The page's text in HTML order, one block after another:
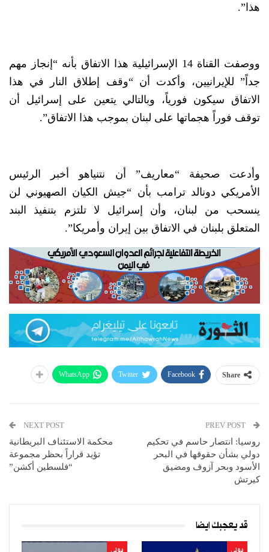
هذا”.
ووصفت القناة 14 الإسرائيلية هذا الاتفاق بأنه “إنجاز مهم
جداً” للإيرانيين، وأكدت أن “وقف إطلاق النار في هذا
الاتفاق سيكون فورياً، وبالتالي يتعين على إسرائيل أن
توقف فوراً هجماتها على لبنان بموجب هذا الاتفاق”.
وأدعت صحيفة “معاريف” أن نتنياهو أخبر الرئيس
الأمريكي دونالد ترامب بأن “جيش الكيان الصهيوني لن
ينسحب من لبنان، وأن إسرائيل لا تلتزم بتنفيذ البند
المتعلق بلبنان في الاتفاق بين إيران وأمريكا”.
Share
Facebook
Twitter
WhatsApp
روسيا: انتصار حاسم في تحكيم
دولي بشأن حقوقها في البحر
الأسود وبحر آزوف ومضيق
كيرتش
NEXT POST
محكمة الاستئناف البريطانية
تؤيد قراراً بحظر مجموعة
“فلسطين أكشن”
قد يعجبك ايضا